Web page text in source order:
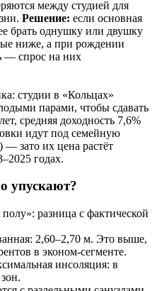
между студией для
Решение: если основная
брать однушку или двушку
ниже, а при рождении
— спрос на них
студии в «Кольцах»
парами, чтобы сдавать
средняя доходность 7,6%
идут под семейную
— зато их цена растёт
годах.
упускают?
разница с фактической
2,60–2,70 м. Это выше,
в эконом-сегменте.
инсоляция: в